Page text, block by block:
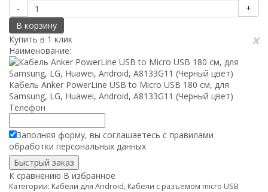
-
+
В корзину
Купить в 1 клик
x
Наименование:
Кабель Anker PowerLine USB to Micro USB 180 см, для
Samsung, LG, Huawei, Android, A8133G11 (Черный цвет)
Телефон
Заполняя форму, вы соглашаетесь с правилами
обработки персональных данных
К сравнению В избранное
Категории: Кабели для Android, Кабели с разъемом micro USB